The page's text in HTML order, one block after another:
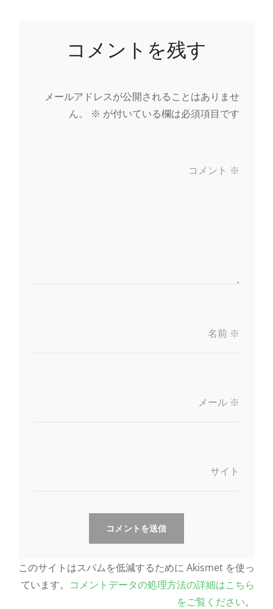
コメントを残す
メールアドレスが公開されることはありませ
ん。
※ が付いている欄は必須項目です
コメント ※
名前 ※
メール ※
サイト
このサイトはスパムを低減するために Akismet を使っ
ています。 コメントデータの処理方法の詳細はこちら
をご覧ください。